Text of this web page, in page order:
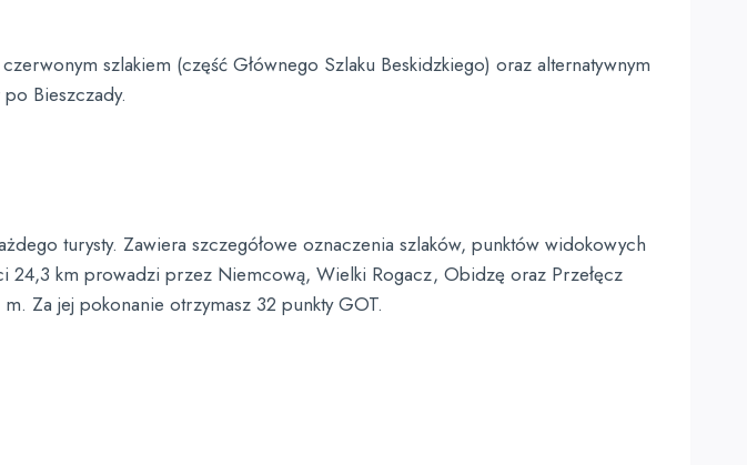
szlakiem (część Głównego Szlaku Beskidzkiego) oraz alternatywnym
Bieszczady.
turysty. Zawiera szczegółowe oznaczenia szlaków, punktów widokowych
24,3 km prowadzi przez Niemcową, Wielki Rogacz, Obidzę oraz Przełęcz
Za jej pokonanie otrzymasz 32 punkty GOT.